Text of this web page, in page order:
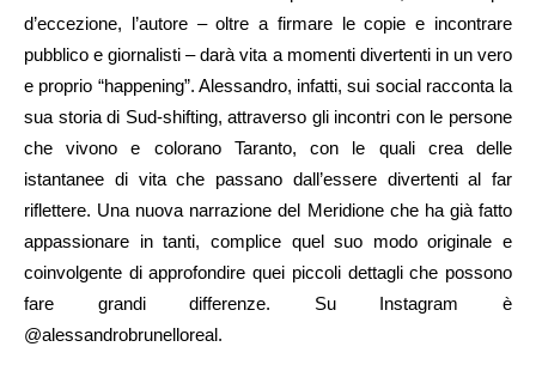
d’eccezione, l’autore – oltre a firmare le copie e incontrare
pubblico e giornalisti – darà vita a momenti divertenti in un vero
e proprio “happening”. Alessandro, infatti, sui social racconta la
sua storia di Sud-shifting, attraverso gli incontri con le persone
che vivono e colorano Taranto, con le quali crea delle
istantanee di vita che passano dall’essere divertenti al far
riflettere. Una nuova narrazione del Meridione che ha già fatto
appassionare in tanti, complice quel suo modo originale e
coinvolgente di approfondire quei piccoli dettagli che possono
fare grandi differenze. Su Instagram è
@alessandrobrunelloreal.